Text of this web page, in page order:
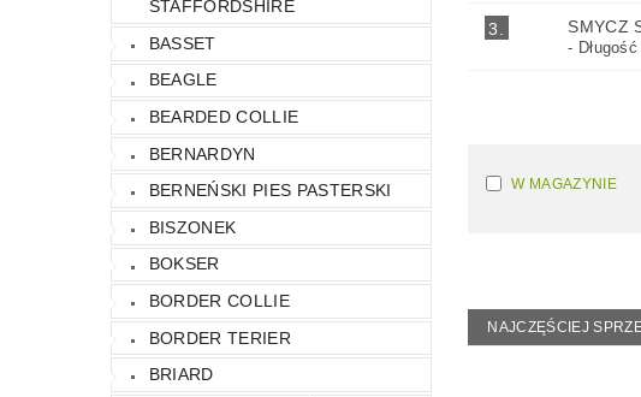
KONTAKT NAPISZ DO NAS REGULAMIN
STAFFORDSHIRE
BASSET
BEAGLE
BEARDED COLLIE
BERNARDYN
BERNEŃSKI PIES PASTERSKI
BISZONEK
BOKSER
BORDER COLLIE
BORDER TERIER
BRIARD
3. SMYCZ
-
W MAGAZYNIE
NAJCZĘŚCIEJ